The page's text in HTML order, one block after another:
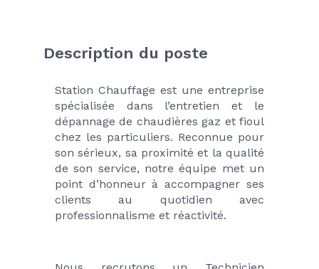
Description du poste
Station Chauffage est une entreprise
spécialisée dans l’entretien et le
dépannage de chaudières gaz et fioul
chez les particuliers. Reconnue pour
son sérieux, sa proximité et la qualité
de son service, notre équipe met un
point d’honneur à accompagner ses
clients au quotidien avec
professionnalisme et réactivité.